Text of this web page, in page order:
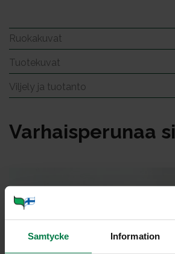
Samtycke Information
Ruokakuvat
Tuotekuvat
Viljely ja tuotanto
Var­hais­pe­ru­naa